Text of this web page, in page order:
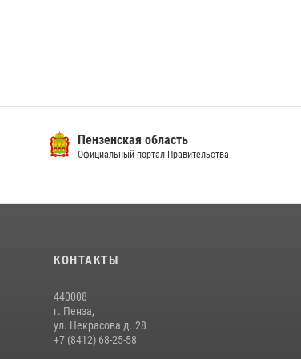
Пензенская область
Официальный портал Правительства
КОНТАКТЫ
440008
г. Пенза,
ул. Некрасова д. 28
+7 (8412) 68-25-58